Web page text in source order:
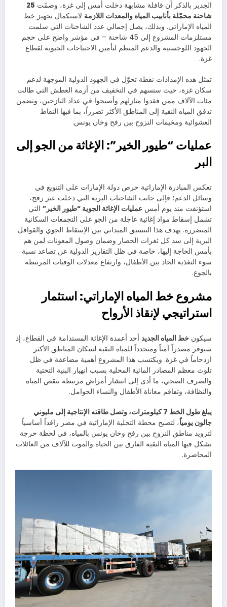
الجدير بالذكر أن قافلة مشابهة دخلت أمس إلى غزة، وضمّت 25
شاحنة محمّلة بأنابيب المياه والمعدات اللازمة لاستكمال تجهيز خط
المياه الإماراتي. وبذلك، يصل إجمالي عدد الشاحنات التي سلمت
مستلزمات المشروع إلى 45 شاحنة – في مؤشر واضح على حجم
الجهود اللوجستية والدعم المنظم لتأمين الاحتياجات الحيوية لقطاع
غزة.
تمثل هذه الإمدادات نقطة تحوّل في الجهود الدولية الموجهة لدعم
سكان غزة، حيث ستسهم في التخفيف من أزمة العطش التي طالت
مئات الآلاف ممن فقدوا منازلهم وأصبحوا في عداد النازحين، وتضمن
تدفق المياه النقية إلى المناطق الأكثر تضرراً، بما فيها النقاط
العشوائية ومخيمات النزوح بين رفح وخان يونس.
عمليات “طيور الخير”: الإغاثة من الجو إلى
البر
تعكس المبادرة الإماراتية حرص دولة الإمارات على التنويع في
وسائل الدعم؛ فإلى جانب الشاحنات البرية التي دخلت عبر رفح،
استؤنفت منذ يوم أمس عمليات الإغاثة الجوية “طيور الخير” التي
تشمل إسقاط مواد إغاثية عاجلة من الجو على التجمعات السكانية
المتضررة. يهدف هذا التنسيق الميداني بين الإسقاط الجوي والقوافل
البرية إلى سد كل ثغرات الحصار وضمان وصول المعونات لمن هم
بأمس الحاجة إليها، خاصة في ظل التقارير الدولية عن تصاعد نسبة
سوء التغذية الحاد بين الأطفال، وارتفاع معدلات الوفيات المرتبطة
بالجوع.
مشروع خط المياه الإماراتي: استثمار
استراتيجي لإنقاذ الأرواح
سيكون خط المياه الجديد أحد أعمدة الإغاثة المستدامة في القطاع، إذ
سيوفر مصدراً آمناً ومتجدداً للمياه النقية لسكان المناطق الأكثر
ازدحاماً في غزة. ويكتسب هذا المشروع أهمية مضاعفة في ظل
تلوث معظم المصادر المائية المحلية بسبب انهيار البنية التحتية
والصرف الصحي، ما أدى إلى انتشار أمراض مرتبطة بنقص المياه
والنظافة، وتفاقم معاناة الأطفال والنساء الحوامل.
يبلغ طول الخط 7 كيلومترات، وتصل طاقته الإنتاجية إلى مليوني
جالون يومياً، لتصبح محطة التحلية الإماراتية في مصر رافداً أساسياً
لتزويد مناطق النزوح بين رفح وخان يونس بالمياه، في لحظة حرجة
تشكل فيها المياه النقية الفارق بين الحياة والموت للآلاف من العائلات
المحاصرة.